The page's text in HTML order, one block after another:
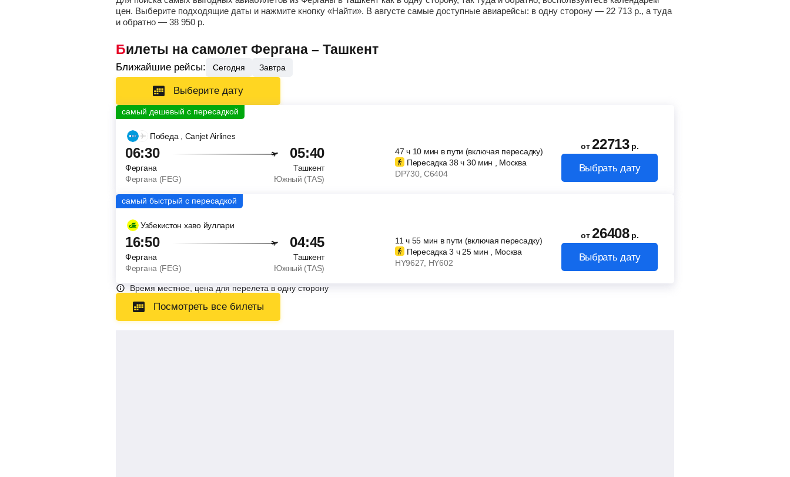
цен. Выберите подходящие даты и нажмите кнопку «Найти». В августе самые доступные авиарейсы: в одну сторону — 22 713 р., а туда
и обратно — 38 950 р.
Билеты на самолет Фергана – Ташкент
Ближайшие рейсы: Сегодня Завтра
Выберите дату
Победа , Canjet Airlines
06:30 05:40
Фергана
Ташкент
Фергана (FEG)
Южный (TAS)
47ч10 мин в пути (включая пересадку)
Пересадка 38ч 30 мин , Москва
DP730, C6404
от22713 р.
Выбрать дату
Узбекистон хаво йуллари
16:50 04:45
Фергана
Ташкент
Фергана (FEG)
Южный (TAS)
11ч55 мин в пути (включая пересадку)
Пересадка 3 ч25 мин , Москва
HY9627 , HY602
от26408 р.
Выбрать дату
Время местное, цена для перелета в одну сторону
Посмотреть все билеты